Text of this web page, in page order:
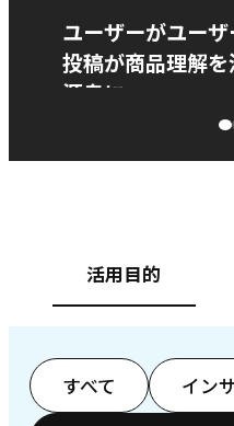
ユーザーがユーザ
投稿が商品理解
源泉に
活用目的
すべて イン